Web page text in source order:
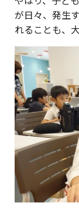
が日々、発生
れることも、